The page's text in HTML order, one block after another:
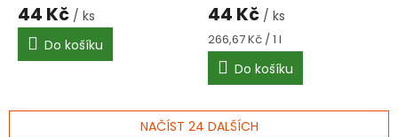
44 Kč / ks
Do košíku
44 Kč / ks
Měrná
cena:
266,67 Kč / 1 l
Do košíku
NAČÍST 24 DALŠÍCH